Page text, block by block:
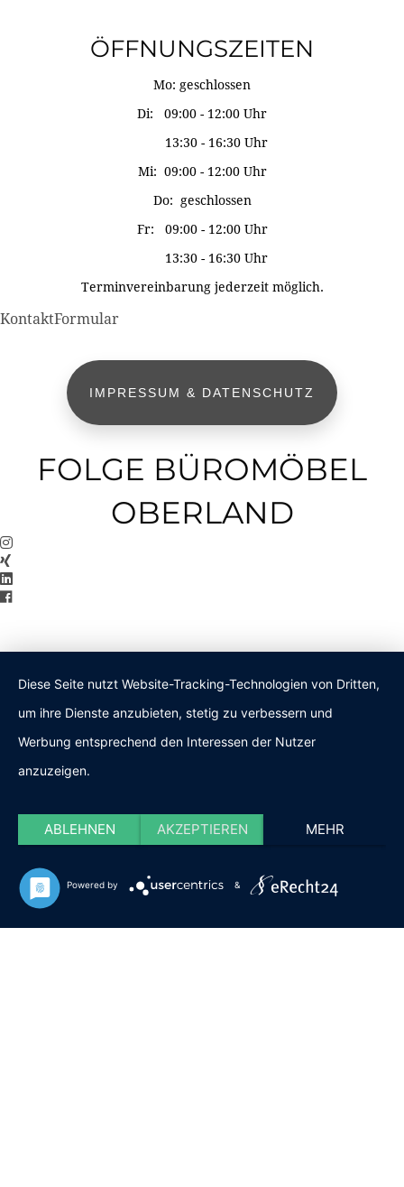
ÖFFNUNGSZEITEN
Mo: geschlossen
Di: 09:00 - 12:00 Uhr
13:30 - 16:30 Uhr
Mi: 09:00 - 12:00 Uhr
Do: geschlossen
Fr: 09:00 - 12:00 Uhr
13:30 - 16:30 Uhr
Terminvereinbarung jederzeit möglich.
KontaktFormular
IMPRESSUM & DATENSCHUTZ
FOLGE BÜROMÖBEL
OBERLAND
Diese Seite nutzt Website-Tracking-Technologien von Dritten,
um ihre Dienste anzubieten, stetig zu verbessern und
Werbung entsprechend den Interessen der Nutzer
anzuzeigen.
ABLEHNEN AKZEPTIEREN MEHR
Powered by &